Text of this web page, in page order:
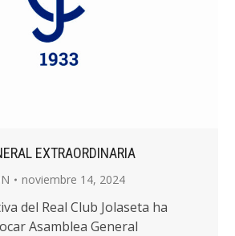
EXTRAORDINARIA
noviembre 14, 2024
del Real Club Jolaseta ha
Asamblea General